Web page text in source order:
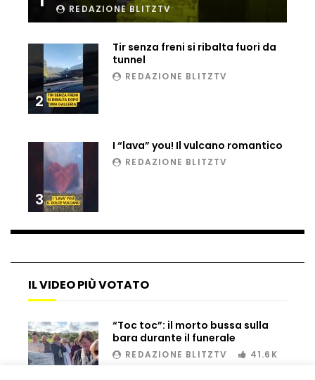
Notte incantata a Selva di Val Gardena,
la prima neve trasforma il paese
salvataggio
Scambio di droga, inseguimento e fuga:
sequestro spettacolare tra Sicilia e
Tunisia
Genova, raid nel liceo occupato: le
Genova, sequestrata Ferrari da
700mila euro: il tentativo di
contrabbando scoperto al porto
REDAZIONE BLITZTV
2
Tir senza freni si ribalta fuori da
tunnel
REDAZIONE BLITZTV
3
I “lava” you! Il vulcano romantico
REDAZIONE BLITZTV
IL VIDEO PIÙ VOTATO
“Toc toc”: il morto bussa sulla
bara durante il funerale
REDAZIONE BLITZTV 41.6K